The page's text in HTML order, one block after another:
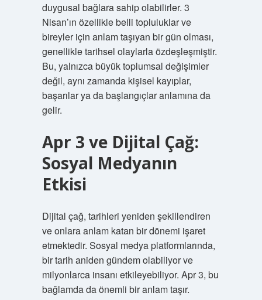
duygusal bağlara sahip olabilirler. 3
Nisan’ın özellikle belli topluluklar ve
bireyler için anlam taşıyan bir gün olması,
genellikle tarihsel olaylarla özdeşleşmiştir.
Bu, yalnızca büyük toplumsal değişimler
değil, aynı zamanda kişisel kayıplar,
başarılar ya da başlangıçlar anlamına da
gelir.
Apr 3 ve Dijital Çağ:
Sosyal Medyanın
Etkisi
Dijital çağ, tarihleri yeniden şekillendiren
ve onlara anlam katan bir dönemi işaret
etmektedir. Sosyal medya platformlarında,
bir tarih aniden gündem olabiliyor ve
milyonlarca insanı etkileyebiliyor. Apr 3, bu
bağlamda da önemli bir anlam taşır.